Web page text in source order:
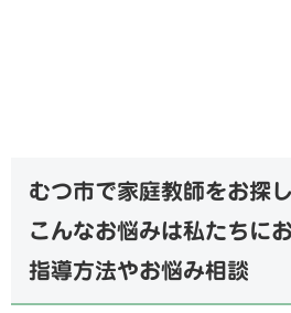
むつ市で家庭教師をお探
こんなお悩みは私たちに
指導方法やお悩み相談